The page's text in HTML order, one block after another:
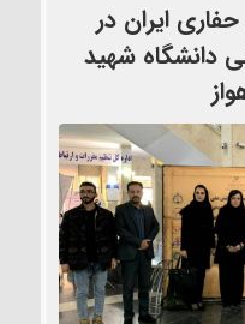
ایران در
شهید